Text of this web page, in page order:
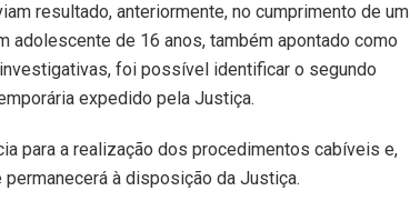
resultado, anteriormente, no cumprimento de um
adolescente de 16 anos, também apontado como
foi possível identificar o segundo
expedido pela Justiça.
para a realização dos procedimentos cabíveis e,
à disposição da Justiça.